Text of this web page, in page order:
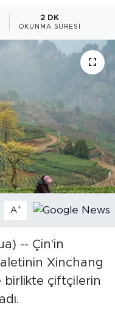
2 DK
OKUNMA SÜRESI
A+
-- Çin'in
Xinchang
birlikte çiftçilerin